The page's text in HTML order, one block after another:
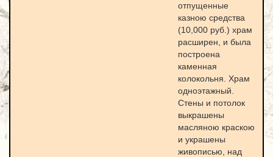
отпущенные
казною средства
(10,000 руб.) храм
расширен, и была
построена
каменная
колокольня. Храм
одноэтажный.
Стены и потолок
выкрашены
масляною краскою
и украшены
живописью, над